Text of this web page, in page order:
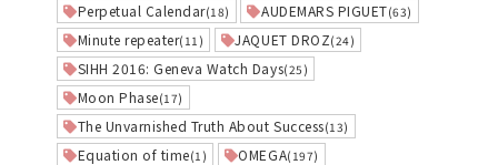
Perpetual Calendar(18) AUDEMARS PIGUET(63)
Minute repeater(11) JAQUET DROZ(24)
SIHH 2016: Geneva Watch Days(25)
Moon Phase(17)
The Unvarnished Truth About Success(13)
Equation of time(1) OMEGA(197)